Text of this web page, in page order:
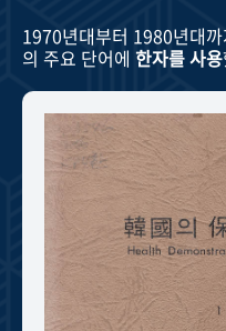
기록물 아카이브
사진 아카이브 문서 기록물
주년 기념
성과 50선 숫자로 보는 50
세계와 함께 한 KIHASA
1970년대부터 1980년대까
의 주요 단어에 한자를 사용